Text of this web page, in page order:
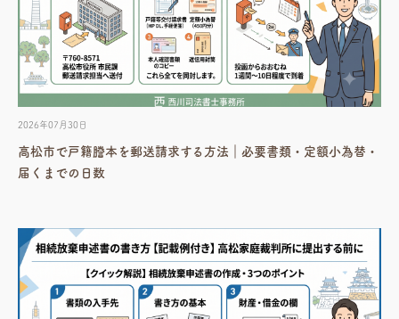
2026年07月30日
高松市で戸籍謄本を郵送請求する方法｜必要書類・定額小為替・
届くまでの日数